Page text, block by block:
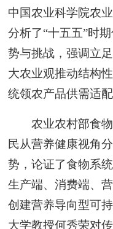
中国农业科学院农
分析了“十五五”时
势与挑战，强调立
大农业观推动结构
统领农产品供需适
农业农村部食
民从营养健康视角
势，论证了食物系
生产端、消费端、
创建营养导向型可
大学教授何秀荣对